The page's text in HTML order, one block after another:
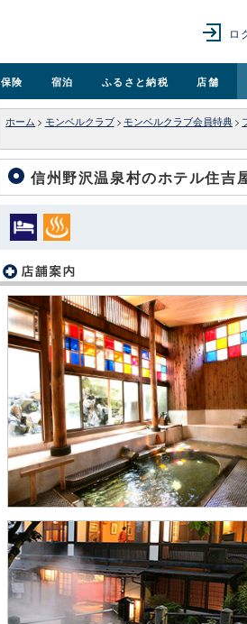
ロ
保険 宿泊 ふるさと納税 店舗
ホーム > モンベルクラブ > モンベルクラブ会員特典 >
信州野沢温泉村のホテル住吉